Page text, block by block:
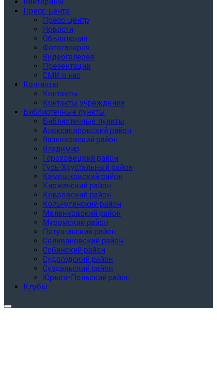
Викторины
Пресс-центр
Пресс-центр
Новости
Объявления
Фотогалерея
Видеогалерея
Презентации
СМИ о нас
Контакты
Контакты
Контакты учреждения
Библиотечные пункты
Библиотечные пункты
Александровский район
Вязниковский район
Владимир
Гороховецкий район
Гусь-Хрустальный район
Камешковский район
Киржачский район
Ковровский район
Кольчугинский район
Меленковский район
Муромский район
Петушинский район
Селивановский район
Собинский район
Судогодский район
Суздальский район
Юрьев-Польский район
Клубы